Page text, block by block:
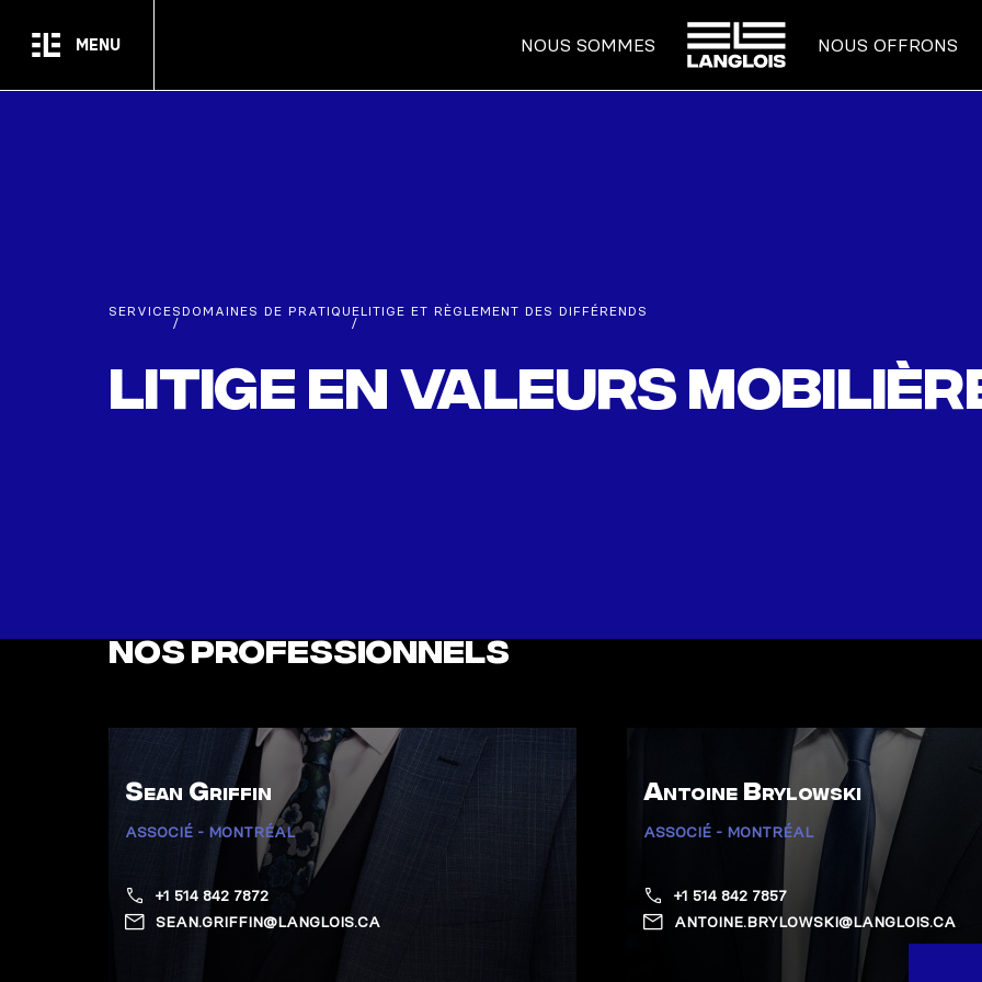
MENU NOUS SOMMES
ACCUEIL
NOUS OFFRONS
SERVICES
/
DOMAINES DE PRATIQUE
/
LITIGE ET RÈGLEMENT DES DIFFÉRENDS
Litige en valeurs
Nos professionnels
Sean Griffin
ASSOCIÉ - MONTRÉAL
+1 514 842 7872
SEAN.GRIFFIN@LANGLOIS.CA
Antoine Brylowski
ASSOCIÉ - MONTRÉAL
+1 514 842 7857
ANTOINE.BRYLOWSKI@LANGLOIS.CA